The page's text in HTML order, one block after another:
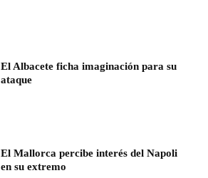
El Albacete ficha imaginación para su
ataque
El Mallorca percibe interés del Napoli
en su extremo